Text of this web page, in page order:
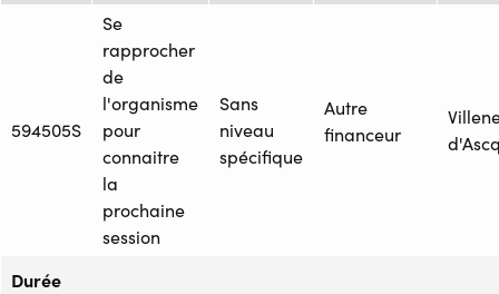
594505S
Se
rapprocher
de
l'organisme
pour
connaitre
la
prochaine
session
Sans
niveau
spécifique
Autre
financeur
Durée